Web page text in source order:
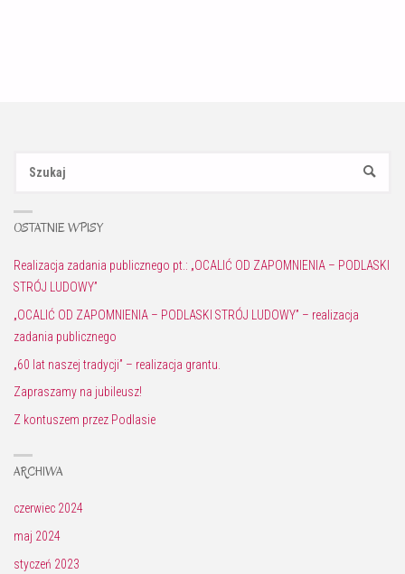
SZUKAJ
OSTATNIE WPISY
Realizacja zadania publicznego pt.: „OCALIĆ OD ZAPOMNIENIA – PODLASKI
STRÓJ LUDOWY”
„OCALIĆ OD ZAPOMNIENIA – PODLASKI STRÓJ LUDOWY” – realizacja
zadania publicznego
„60 lat naszej tradycji” – realizacja grantu.
Zapraszamy na jubileusz!
Z kontuszem przez Podlasie
ARCHIWA
czerwiec 2024
maj 2024
styczeń 2023